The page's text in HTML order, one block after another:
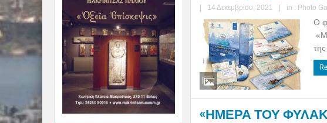
14 Δεκεμβρίου, 2021 in : Photo
Ο
«ΗΜΕΡΑ ΤΟΥ